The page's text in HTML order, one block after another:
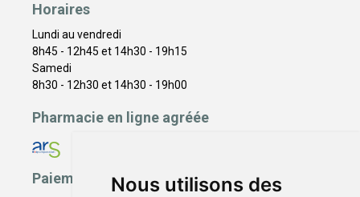
Nous utilisons des
Horaires
Lundi au vendredi
8h45 - 12h45 et 14h30 - 19h15
Samedi
8h30 - 12h30 et 14h30 - 19h00
Pharmacie en ligne agréée
Paiement sécurisé